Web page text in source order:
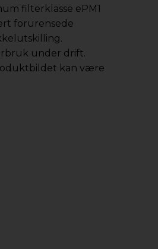
filterklasse ePM1
forurensede
under drift.
kan være